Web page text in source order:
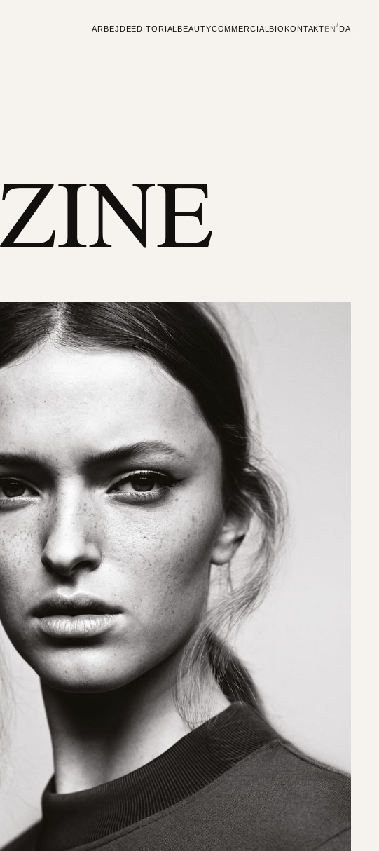
ARBEJDEEDITORIAL BEAUTYCOMMERCIAL BIO KONTAKTEN/DA